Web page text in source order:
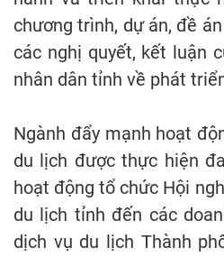
chương trình, dự án, đề
các nghị quyết, kết luận
nhân dân tỉnh về phát
Ngành đẩy mạnh hoạt
du lịch được thực hiện
hoạt động tổ chức Hội
du lịch tỉnh đến các
dịch vụ du lịch Thành